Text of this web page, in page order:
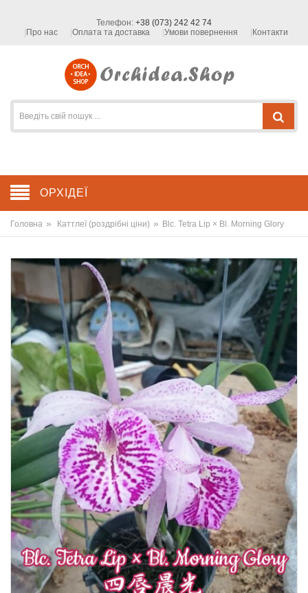
Телефон: +38 (073) 242 42 74
Про нас
Оплата та доставка Умови повернення Контакти
ОРХІДЕЇ
Головна » Каттлеї (роздрібні ціни) » Blc. Tetra Lip × Bl. Morning Glory